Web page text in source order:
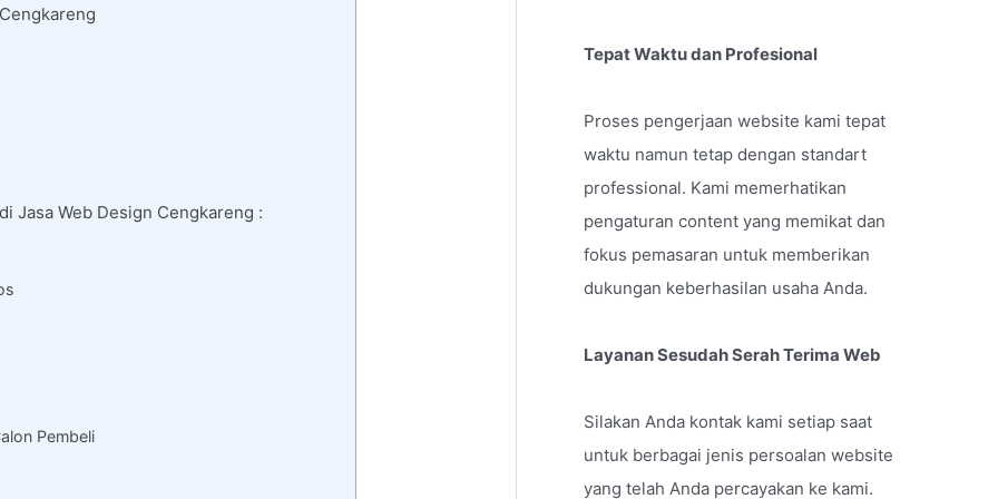
Jasa Web Design Cengkareng :
Pembeli
Tepat Waktu dan Profesional
Proses pengerjaan website kami tepat
waktu namun tetap dengan standart
professional. Kami memerhatikan
pengaturan content yang memikat dan
fokus pemasaran untuk memberikan
dukungan keberhasilan usaha Anda.
Layanan Sesudah Serah Terima Web
Silakan Anda kontak kami setiap saat
untuk berbagai jenis persoalan website
yang telah Anda percayakan ke kami.